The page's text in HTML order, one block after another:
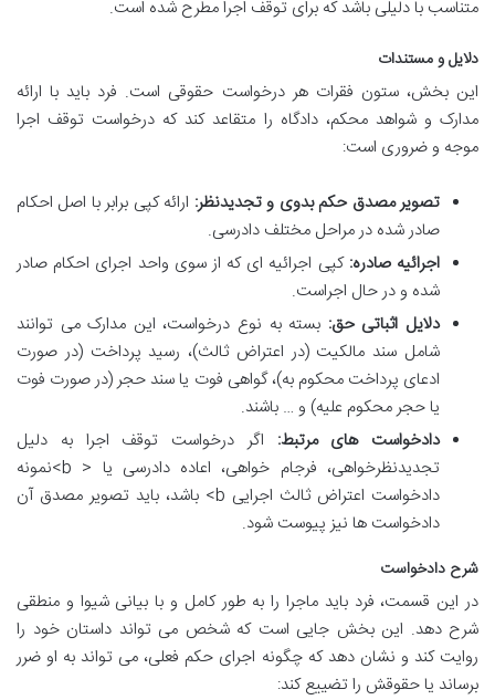
متناسب با دلیلی باشد که برای توقف اجرا مطرح شده است.
دلایل و مستندات
این بخش، ستون فقرات هر درخواست حقوقی است. فرد باید با ارائه
مدارک و شواهد محکم، دادگاه را متقاعد کند که درخواست توقف اجرا
موجه و ضروری است:
تصویر مصدق حکم بدوی و تجدیدنظر: ارائه کپی برابر با اصل احکام
صادر شده در مراحل مختلف دادرسی.
اجرائیه صادره: کپی اجرائیه ای که از سوی واحد اجرای احکام صادر
شده و در حال اجراست.
دلایل اثباتی حق: بسته به نوع درخواست، این مدارک می توانند
شامل سند مالکیت (در اعتراض ثالث)، رسید پرداخت (در صورت
ادعای پرداخت محکوم به)، گواهی فوت یا سند حجر (در صورت فوت
یا حجر محکوم علیه) و … باشند.
دادخواست های مرتبط: اگر درخواست توقف اجرا به دلیل
تجدیدنظرخواهی، فرجام خواهی، اعاده دادرسی یا < b>نمونه
دادخواست اعتراض ثالث اجرایی b> باشد، باید تصویر مصدق آن
دادخواست ها نیز پیوست شود.
شرح دادخواست
در این قسمت، فرد باید ماجرا را به طور کامل و با بیانی شیوا و منطقی
شرح دهد. این بخش جایی است که شخص می تواند داستان خود را
روایت کند و نشان دهد که چگونه اجرای حکم فعلی، می تواند به او ضرر
برساند یا حقوقش را تضییع کند: